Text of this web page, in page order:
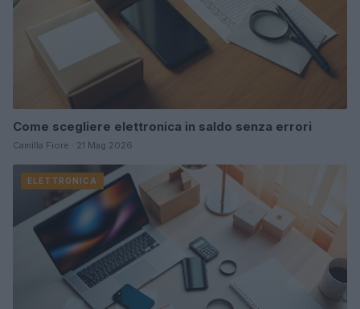
Come scegliere elettronica in saldo senza errori
Camilla Fiore · 21 Mag 2026
ELETTRONICA